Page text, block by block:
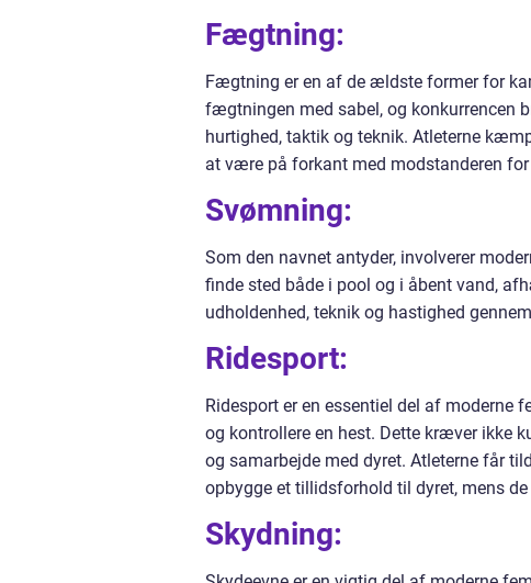
Fægtning:
Fægtning er en af de ældste former for
fægtningen med sabel, og konkurrencen
hurtighed, taktik og teknik. Atleterne
at være på forkant med modstanderen
Svømning:
Som den navnet antyder, involverer
finde sted både i pool og i åbent vand,
udholdenhed, teknik og hastighed
Ridesport:
Ridesport er en essentiel del af moderne
og kontrollere en hest. Dette kræver ikke
og samarbejde med dyret. Atleterne får
opbygge et tillidsforhold til dyret, mens de
Skydning: